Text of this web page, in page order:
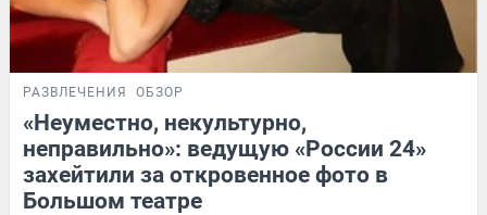
РАЗВЛЕЧЕНИЯ ОБЗОР
«Неуместно, некультурно,
неправильно»: ведущую «России 24»
захейтили за откровенное фото в
Большом театре